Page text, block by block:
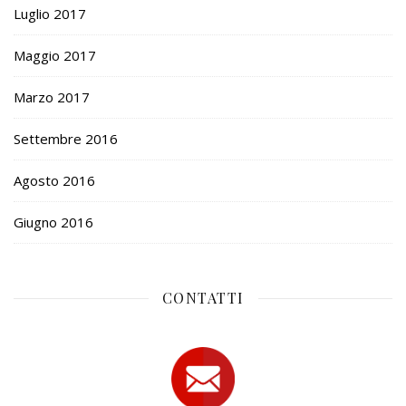
Luglio 2017
Maggio 2017
Marzo 2017
Settembre 2016
Agosto 2016
Giugno 2016
CONTATTI